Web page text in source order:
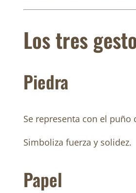
Los tres
Piedra
Se representa con el puño
Simboliza fuerza y solidez.
Papel